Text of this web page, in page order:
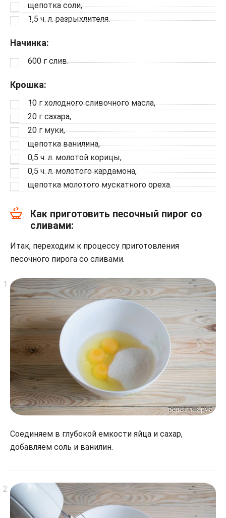
щепотка соли,
1,5 ч. л. разрыхлителя.
Начинка:
600 г слив.
Крошка:
10 г холодного сливочного масла,
20 г сахара,
20 г муки,
щепотка ванилина,
0,5 ч. л. молотой корицы,
0,5 ч. л. молотого кардамона,
щепотка молотого мускатного ореха.
Как приготовить песочный пирог со
сливами:
Итак, переходим к процессу приготовления
песочного пирога со сливами.
Соединяем в глубокой емкости яйца и сахар,
добавляем соль и ванилин.